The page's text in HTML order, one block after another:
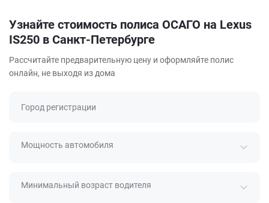
Узнайте стоимость полиса ОСАГО на Lexus
IS250 в Санкт-Петербурге
Рассчитайте предварительную цену и оформляйте полис
онлайн, не выходя из дома
Город регистрации
Мощность автомобиля
Минимальный возраст водителя